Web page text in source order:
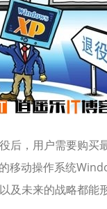
后，用户需要购
移动操作系统
及未来的战略都能